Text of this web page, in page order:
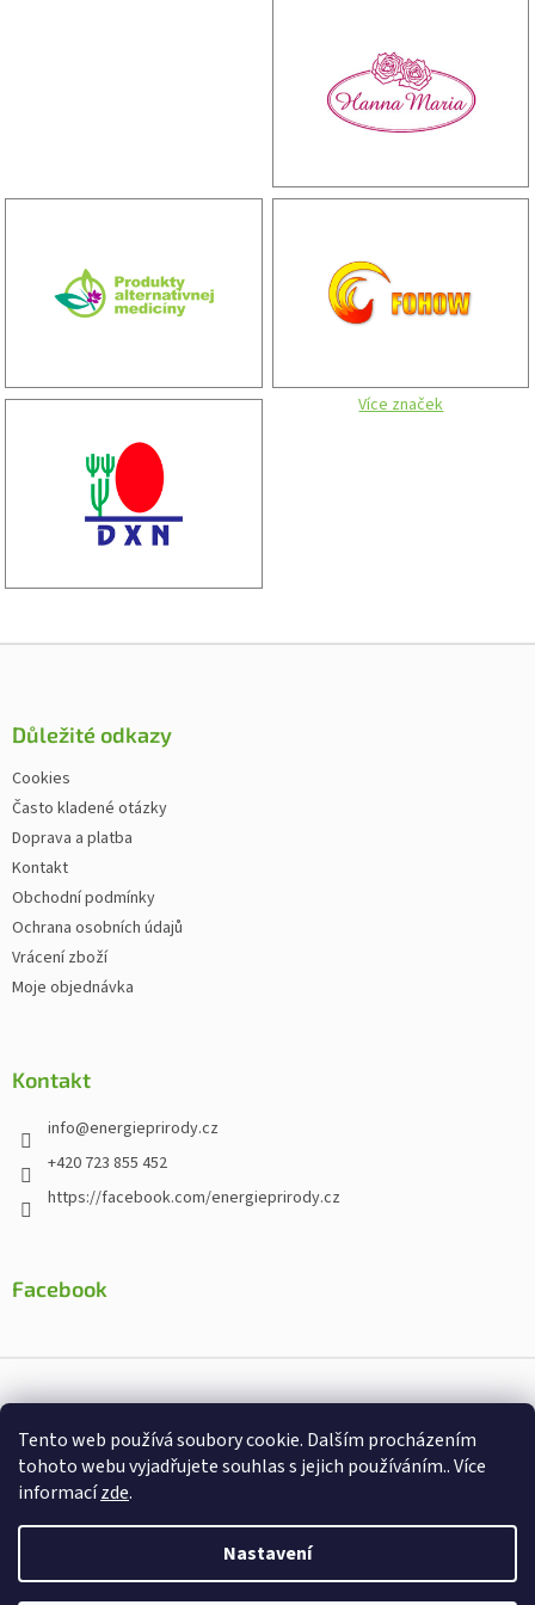
Tento web používá soubory cookie. Dalším procházením
tohoto webu vyjadřujete souhlas s jejich používáním.. Více
informacízde.
Nastavení
Více značek
Zápatí
Důležité odkazy
Cookies
Často kladené otázky
Doprava a platba
Kontakt
Obchodní podmínky
Ochrana osobních údajů
Vrácení zboží
Moje objednávka
Kontakt
info@energieprirody.cz
+420 723 855 452
https://facebook.com/energieprirody.cz
Facebook
Nakodoval:Štefan Mazáň
doplňky stravy. Všechna práva vyhrazena.